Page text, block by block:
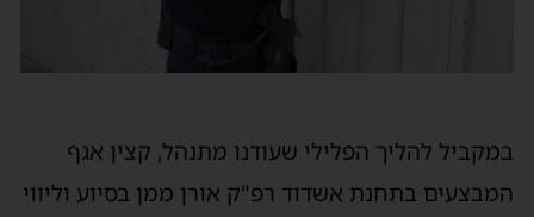
במקביל להליך הפלילי שעודנו מתנהל, קצין אגף
המבצעים בתחנת אשדוד רפ"ק אורן ממן בסיוע וליווי